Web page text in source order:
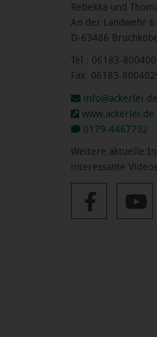
Rebekka und
An der Landwehr 6
D-63486
Tel.: 06183-800400
Fax: 06183-
info@ackerlei.de
www.ackerlei.de
0179-4467792
Weitere aktuelle
interessante